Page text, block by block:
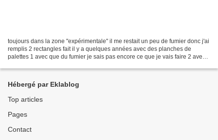
toujours dans la zone "expérimentale" il me restait un peu de fumier donc j'ai
remplis 2 rectangles fait il y a quelques années avec des planches de
palettes 1 avec que du fumier je sais pas encore ce que je vais faire 2 avec
Hébergé par Eklablog
Top articles
Pages
Contact